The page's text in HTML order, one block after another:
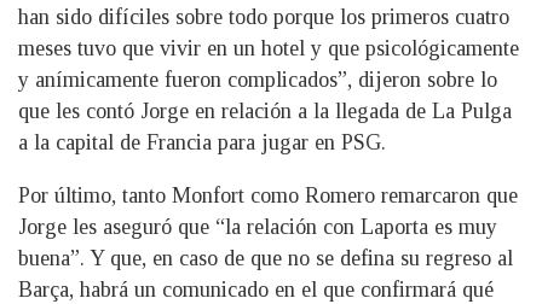
han sido difíciles sobre todo porque los primeros cuatro
meses tuvo que vivir en un hotel y que psicológicamente
y anímicamente fueron complicados”, dijeron sobre lo
que les contó Jorge en relación a la llegada de La Pulga
a la capital de Francia para jugar en PSG.
Por último, tanto Monfort como Romero remarcaron que
Jorge les aseguró que “la relación con Laporta es muy
buena”. Y que, en caso de que no se defina su regreso al
Barça, habrá un comunicado en el que confirmará qué